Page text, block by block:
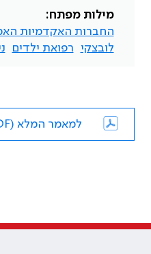
מילות מפתח:
החברות האקדמיות
לובצקי
רפואת ילדים
למאמר המלא (PDF)